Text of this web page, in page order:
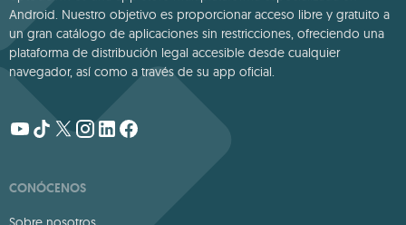
Android. Nuestro objetivo es proporcionar acceso libre y gratuito a
un gran catálogo de aplicaciones sin restricciones, ofreciendo una
plataforma de distribución legal accesible desde cualquier
navegador, así como a través de su app oficial.
CONÓCENOS